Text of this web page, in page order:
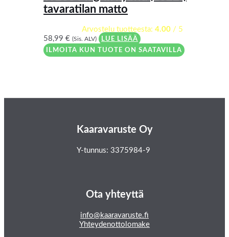
tavaratilan matto
Arvostelu tuotteesta: 4.00/ 5
58,99€ (Sis. ALV)
LUE LISÄÄ
ILMOITA KUN TUOTE ON SAATAVILLA
Kaaravaruste Oy
Y-tunnus: 3375984-9
Ota yhteyttä
info@kaaravaruste.fi
Yhteydenottolomake